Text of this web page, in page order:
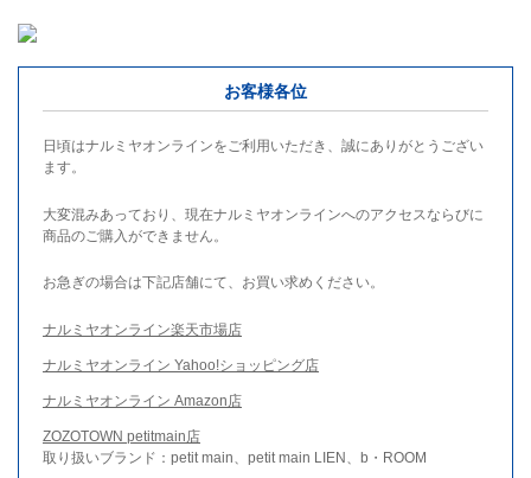
お客様各位
日頃はナルミヤオンラインをご利用いただき、誠にありがとうござい
ます。
大変混みあっており、現在ナルミヤオンラインへのアクセスならびに
商品のご購入ができません。
お急ぎの場合は下記店舗にて、お買い求めください。
ナルミヤオンライン楽天市場店
ナルミヤオンライン Yahoo!ショッピング店
ナルミヤオンライン Amazon店
ZOZOTOWN petitmain店
取り扱いブランド：petit main、petit main LIEN、b・ROOM